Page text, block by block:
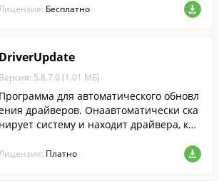
Бесплатно
DriverUpdate
Версия: 5.8.7.0 (1.01 МБ)
Программа для автоматического обновл
драйверов. Онаавтоматически ска
нирует систему и находит драйвера, кот
Платно